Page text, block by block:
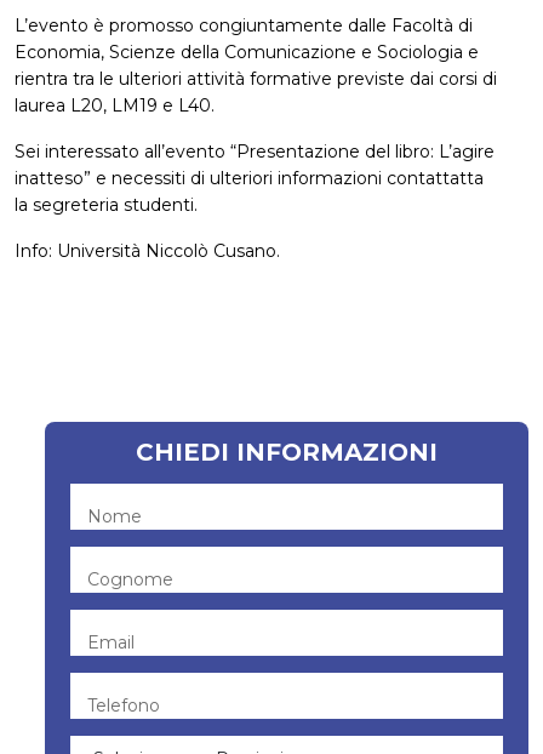
L’evento è promosso congiuntamente dalle Facoltà di
Economia, Scienze della Comunicazione e Sociologia e
rientra tra le ulteriori attività formative previste dai corsi di
laurea L20, LM19 e L40.
Sei interessato all’evento “Presentazione del libro: L’agire
inatteso” e necessiti di ulteriori informazioni contattatta
la segreteria studenti.
Info: Università Niccolò Cusano.
CHIEDI INFORMAZIONI
Nome
Cognome
Email
Telefono